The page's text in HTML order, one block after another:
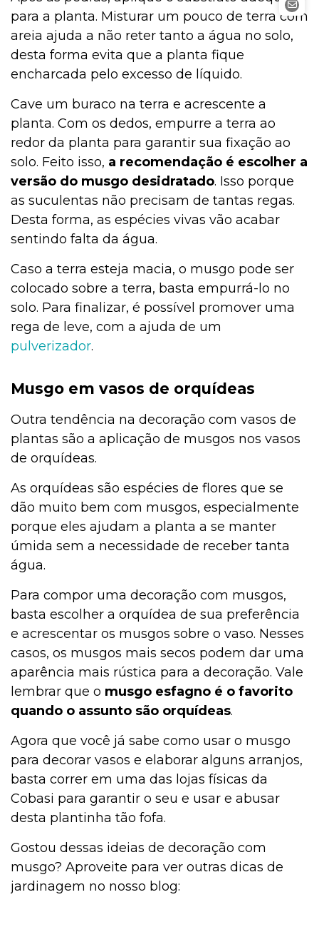
para a planta. Misturar um pouco de terra com
areia ajuda a não reter tanto a água no solo,
desta forma evita que a planta fique
encharcada pelo excesso de líquido.
Cave um buraco na terra e acrescente a
planta. Com os dedos, empurre a terra ao
redor da planta para garantir sua fixação ao
solo. Feito isso, a recomendação é escolher a
versão do musgo desidratado. Isso porque
as suculentas não precisam de tantas regas.
Desta forma, as espécies vivas vão acabar
sentindo falta da água.
Caso a terra esteja macia, o musgo pode ser
colocado sobre a terra, basta empurrá-lo no
solo. Para finalizar, é possível promover uma
rega de leve, com a ajuda de um
pulverizador.
Musgo em vasos de orquídeas
Outra tendência na decoração com vasos de
plantas são a aplicação de musgos nos vasos
de orquídeas.
As orquídeas são espécies de flores que se
dão muito bem com musgos, especialmente
porque eles ajudam a planta a se manter
úmida sem a necessidade de receber tanta
água.
Para compor uma decoração com musgos,
basta escolher a orquídea de sua preferência
e acrescentar os musgos sobre o vaso. Nesses
casos, os musgos mais secos podem dar uma
aparência mais rústica para a decoração. Vale
lembrar que o musgo esfagno é o favorito
quando o assunto são orquídeas.
Agora que você já sabe como usar o musgo
para decorar vasos e elaborar alguns arranjos,
basta correr em uma das lojas físicas da
Cobasi para garantir o seu e usar e abusar
desta plantinha tão fofa.
Gostou dessas ideias de decoração com
musgo? Aproveite para ver outras dicas de
jardinagem no nosso blog: